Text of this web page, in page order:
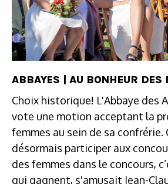
ABBAYES | AU BONHEUR DES
Choix historique! L'Abbaye des
vote une motion acceptant la
femmes au sein de sa
désormais participer aux
des femmes dans le concours,
qui gagnent, s'amusait Jean-